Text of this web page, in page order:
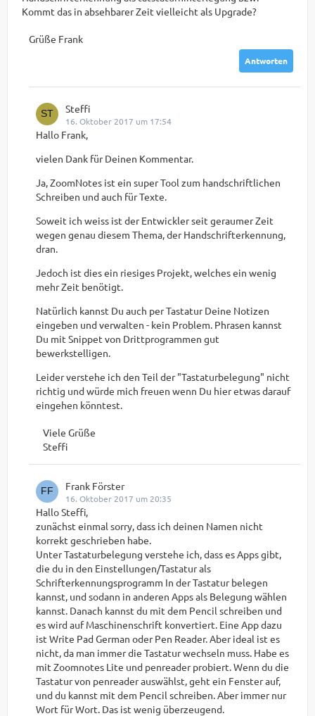
Kommt das in absehbarer Zeit vielleicht als Upgrade?
Grüße Frank
Antworten
Steffi
16. Oktober 2017 um 17:54
Hallo Frank,
vielen Dank für Deinen Kommentar.
Ja, ZoomNotes ist ein super Tool zum handschriftlichen
Schreiben und auch für Texte.
Soweit ich weiss ist der Entwickler seit geraumer Zeit
wegen genau diesem Thema, der Handschrifterkennung,
dran.
Jedoch ist dies ein riesiges Projekt, welches ein wenig
mehr Zeit benötigt.
Natürlich kannst Du auch per Tastatur Deine Notizen
eingeben und verwalten - kein Problem. Phrasen kannst
Du mit Snippet von Drittprogrammen gut
bewerkstelligen.
Leider verstehe ich den Teil der "Tastaturbelegung" nicht
richtig und würde mich freuen wenn Du hier etwas darauf
eingehen könntest.
Viele Grüße
Steffi
Frank Förster
16. Oktober 2017 um 20:35
Hallo Steffi,
zunächst einmal sorry, dass ich deinen Namen nicht
korrekt geschrieben habe.
Unter Tastaturbelegung verstehe ich, dass es Apps gibt,
die du in den Einstellungen/Tastatur als
Schrifterkennungsprogramm In der Tastatur belegen
kannst, und sodann in anderen Apps als Belegung wählen
kannst. Danach kannst du mit dem Pencil schreiben und
es wird auf Maschinenschrift konvertiert. Eine App dazu
ist Write Pad German oder Pen Reader. Aber ideal ist es
nicht, da man immer die Tastatur wechseln muss. Habe es
mit Zoomnotes Lite und penreader probiert. Wenn du die
Tastatur von penreader auswählst, geht ein Fenster auf,
und du kannst mit dem Pencil schreiben. Aber immer nur
Wort für Wort. Das ist wenig überzeugend.